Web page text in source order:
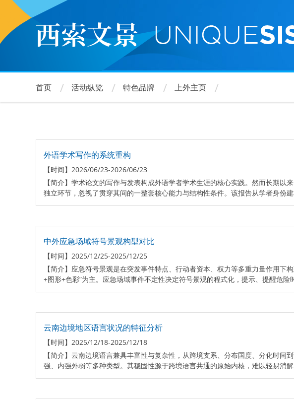
主
要
首页 活动纵览 特色品牌 上外主页
外语学术写作的系统重构
【时间】 2026/06/23-2026/06/23
【简介】 学术论文的写作与发表构成外语学者学术生涯的核心实践。然而长期以
独立环节，忽视了贯穿其间的一整套核心能力与结构性条件。该报告从学者身份
中外应急场域符号景观构型对比
【时间】 2025/12/25-2025/12/25
【简介】 应急符号景观是在突发事件特点、行动者资本、权力等多重力量作用下
+图形+色彩”为主。应急场域事件不定性决定符号景观的程式化，提示、提醒危险
云南边境地区语言状况的特征分析
【时间】 2025/12/18-2025/12/18
【简介】 云南边境语言兼具丰富性与复杂性，从跨境支系、分布国度、分化时间
强、内强外弱等多种类型。其稳固性源于跨境语言共通的原始内核，难以轻易消